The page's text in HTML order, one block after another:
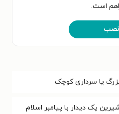
است.
نصب
یا سرداری کوچک
یک دیدار با پیامبر اسلام